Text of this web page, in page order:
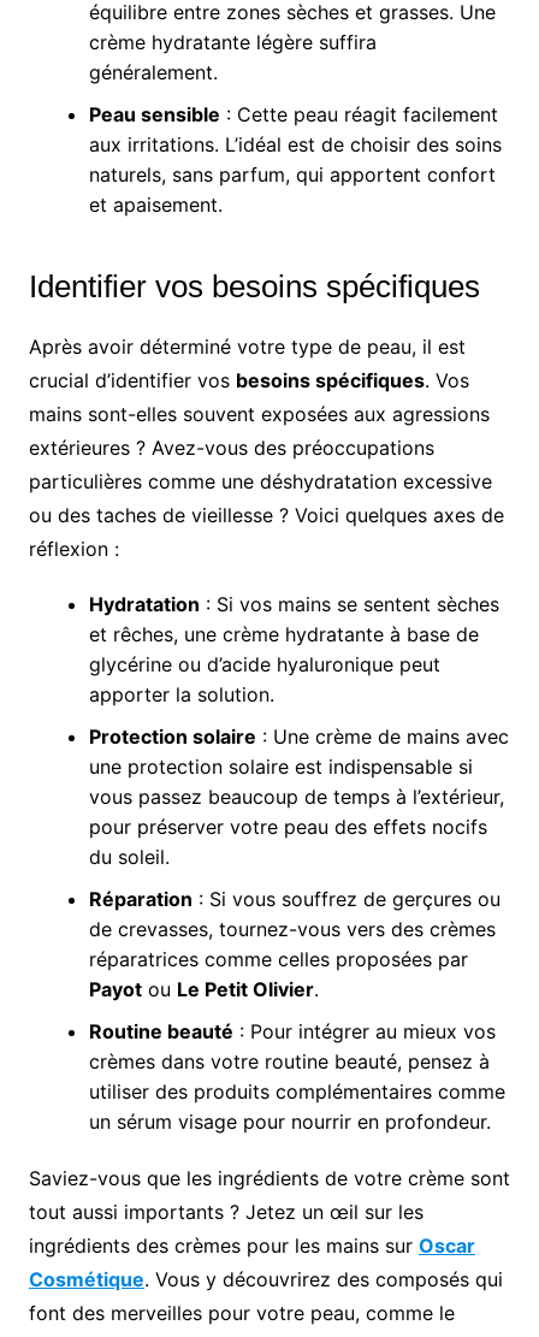
équilibre entre zones sèches et grasses. Une
crème hydratante légère suffira
généralement.
Peau sensible : Cette peau réagit facilement
aux irritations. L’idéal est de choisir des soins
naturels, sans parfum, qui apportent confort
et apaisement.
Identifier vos besoins spécifiques
Après avoir déterminé votre type de peau, il est
crucial d’identifier vos besoins spécifiques. Vos
mains sont-elles souvent exposées aux agressions
extérieures ? Avez-vous des préoccupations
particulières comme une déshydratation excessive
ou des taches de vieillesse ? Voici quelques axes de
réflexion :
Hydratation : Si vos mains se sentent sèches
et rêches, une crème hydratante à base de
glycérine ou d’acide hyaluronique peut
apporter la solution.
Protection solaire : Une crème de mains avec
une protection solaire est indispensable si
vous passez beaucoup de temps à l’extérieur,
pour préserver votre peau des effets nocifs
du soleil.
Réparation : Si vous souffrez de gerçures ou
de crevasses, tournez-vous vers des crèmes
réparatrices comme celles proposées par
Payotou Le Petit Olivier.
Routine beauté : Pour intégrer au mieux vos
crèmes dans votre routine beauté, pensez à
utiliser des produits complémentaires comme
un sérum visage pour nourrir en profondeur.
Saviez-vous que les ingrédients de votre crème sont
tout aussi importants ? Jetez un œil sur les
ingrédients des crèmes pour les mains sur Oscar
Cosmétique. Vous y découvrirez des composés qui
font des merveilles pour votre peau, comme le